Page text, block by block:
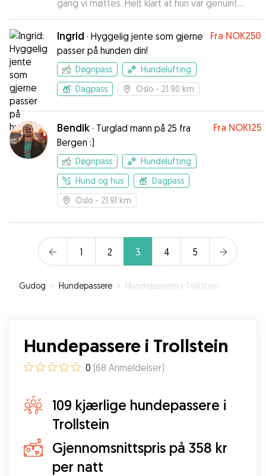
gang vi møttes. Helt klart at hun var genuint
interessert i Lea, og glad for å tilbringe tid
sammen med henne. Vi bruker veldig gjerne
Frida som hundepasser igjen!”
Ingrid · Hyggelig jente som gjerne
passer på hunden din!
Fra NOK250
Døgnpass
Hundelufting
Dagpass
Oslo - 21.90 km
Bendik · Turglad mann på 25 fra
Bergen :)
Fra NOK125
Døgnpass
Hundelufting
Hund og hus
Dagpass
Oslo - 21.91 km
1 2 3 4 5
Gudog » Hundepassere » Hundepassere i Trollstein
Hundepassere i Trollstein
0 (68 Anmeldelser)
109 kjærlige hundepassere i
Trollstein
Gjennomsnittspris på 358 kr
per natt